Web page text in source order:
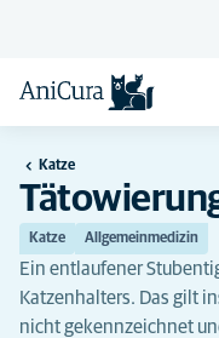
Katze
Katze Allgemeinmedizin
Ein entlaufener
Katzenhalters. Das gilt
nicht gekennzeichnet